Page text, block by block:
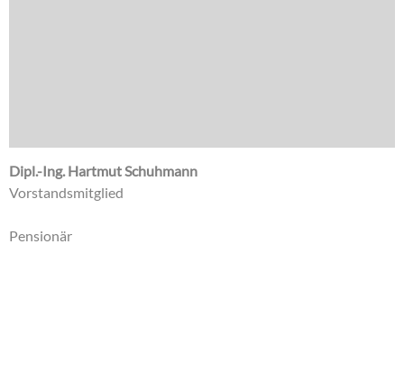
Dipl.-Ing. Hartmut Schuhmann
Vorstandsmitglied
Pensionär